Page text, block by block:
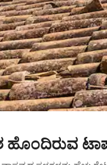
ಹೊಂದಿರುವ